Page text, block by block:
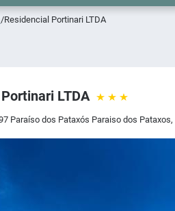
/Residencial Portinari LTDA
LTDA
Paraíso dos Pataxós Paraiso dos Pataxos,